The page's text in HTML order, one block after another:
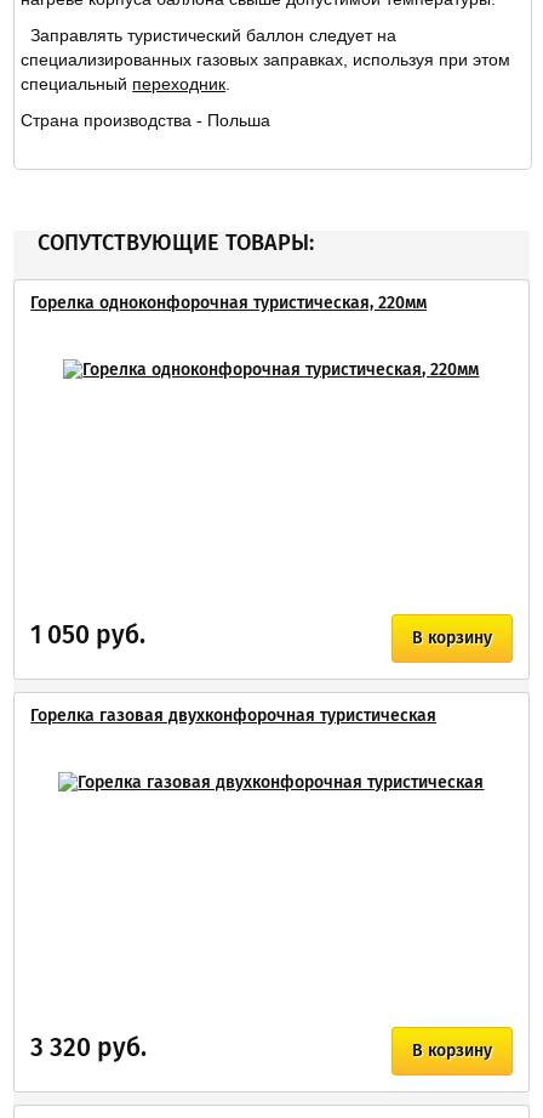
Заправлять туристический баллон следует на
специализированных газовых заправках, используя при этом
специальный переходник
Страна производства - Польша
СОПУТСТВУЮЩИЕ ТОВАРЫ:
Горелка одноконфорочная туристическая, 220мм
В корзину
1 050 руб.
Горелка газовая двухконфорочная туристическая
В корзину
3 320 руб.